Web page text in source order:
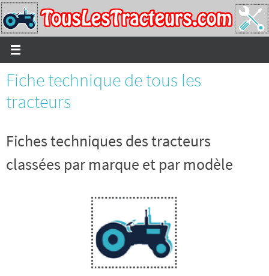
Passer
vers
le
contenu
Fiche technique de tous les
tracteurs
Fiches techniques des tracteurs
classées par marque et par modèle